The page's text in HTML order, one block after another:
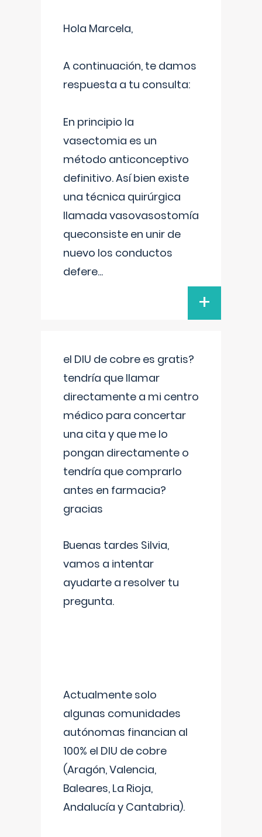
Hola Marcela,
A continuación, te damos
respuesta a tu consulta:
En principio la
vasectomia es un
método anticonceptivo
definitivo. Así bien existe
una técnica quirúrgica
llamada vasovasostomía
queconsiste en unir de
nuevo los conductos
defere...
+
el DIU de cobre es gratis?
tendría que llamar
directamente a mi centro
médico para concertar
una cita y que me lo
pongan directamente o
tendría que comprarlo
antes en farmacia?
gracias
Buenas tardes Silvia,
vamos a intentar
ayudarte a resolver tu
pregunta.
Actualmente solo
algunas comunidades
autónomas financian al
100% el DIU de cobre
(Aragón, Valencia,
Baleares, La Rioja,
Andalucía y Cantabria).